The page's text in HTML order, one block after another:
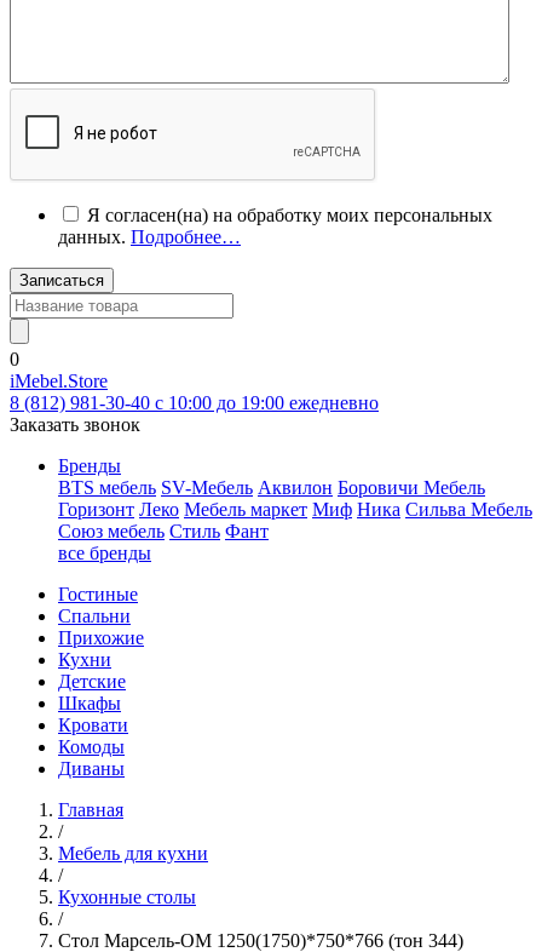
Я согласен(на) на обработку моих персональных
данных. Подробнее…
Записаться
0
iMebel.Store
8 (812) 981-30-40 c 10:00 до 19:00 ежедневно
Заказать звонок
Бренды
BTS мебель SV-Мебель Аквилон Боровичи Мебель
Горизонт Леко Мебель маркет Миф Ника Сильва Мебель
Союз мебель Стиль Фант
все бренды
Гостиные
Спальни
Прихожие
Кухни
Детские
Шкафы
Кровати
Комоды
Диваны
Главная
/
Мебель для кухни
/
Кухонные столы
/
Стол Марсель-ОМ 1250(1750)*750*766 (тон 344)